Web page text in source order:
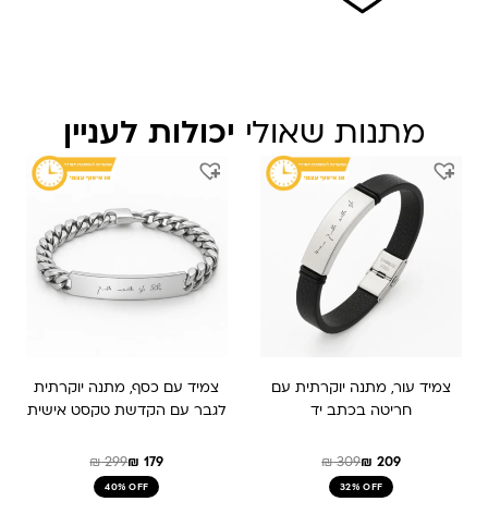
מתנות שאולי יכולות לעניין
צמיד עור, מתנה יוקרתית עם
חריטה בכתב יד
₪309
המקורי
היה:
₪ 309.
₪ 209
הנוכחי
הוא:
₪ 209.
32% OFF
צמיד עם כסף, מתנה יוקרתית
לגבר עם הקדשת טקסט אישית
₪299
₪ 299.
₪ 179
₪ 179.
40% OFF